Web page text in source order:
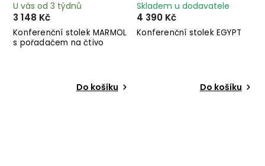
Konferenční stolek MARMOL
s pořadačem na čtivo
U vás od 3 týdnů
3 148 Kč
Do košíku
Konferenční stolek EGYPT
Skladem u dodavatele
4 390 Kč
Do košíku